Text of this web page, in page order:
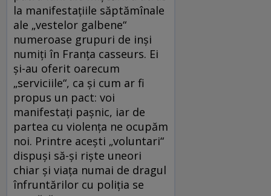
la manifestaţiile săptămînale
ale „vestelor galbene“
numeroase grupuri de inşi
numiţi în Franţa casseurs. Ei
şi-au oferit oarecum
„serviciile“, ca şi cum ar fi
propus un pact: voi
manifestaţi paşnic, iar de
partea cu violenţa ne ocupăm
noi. Printre aceşti „voluntari“
dispuşi să-şi rişte uneori
chiar şi viaţa numai de dragul
înfruntărilor cu poliţia se